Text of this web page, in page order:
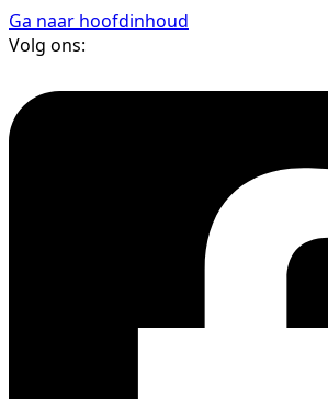
Ga naar hoofdinhoud
Volg ons: